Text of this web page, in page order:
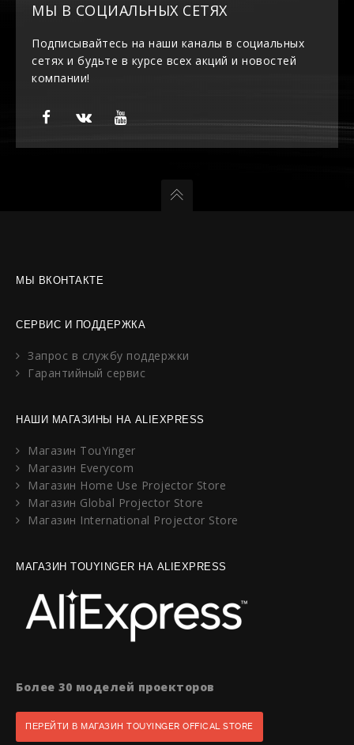
МЫ В СОЦИАЛЬНЫХ СЕТЯХ
Подписывайтесь на наши каналы в социальных
сетях и будьте в курсе всех акций и новостей
компании!
МЫ ВКОНТАКТЕ
СЕРВИС И ПОДДЕРЖКА
Запрос в службу поддержки
Гарантийный сервис
НАШИ МАГАЗИНЫ НА ALIEXPRESS
Магазин TouYinger
Магазин Everycom
Магазин Home Use Projector Store
Магазин Global Projector Store
Магазин International Projector Store
МАГАЗИН TOUYINGER НА ALIEXPRESS
Более 30 моделей проекторов
ПЕРЕЙТИ В МАГАЗИН TOUYINGER OFFICAL STORE